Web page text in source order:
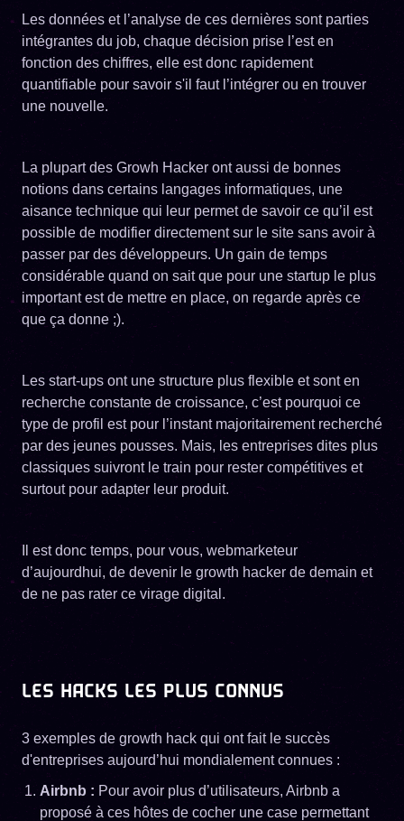
Les données et l’analyse de ces dernières sont parties
intégrantes du job, chaque décision prise l’est en
fonction des chiffres, elle est donc rapidement
quantifiable pour savoir s'il faut l’intégrer ou en trouver
une nouvelle.
La plupart des Growh Hacker ont aussi de bonnes
notions dans certains langages informatiques, une
aisance technique qui leur permet de savoir ce qu’il est
possible de modifier directement sur le site sans avoir à
passer par des développeurs. Un gain de temps
considérable quand on sait que pour une startup le plus
important est de mettre en place, on regarde après ce
que ça donne ;).
Les start-ups ont une structure plus flexible et sont en
recherche constante de croissance, c’est pourquoi ce
type de profil est pour l’instant majoritairement recherché
par des jeunes pousses. Mais, les entreprises dites plus
classiques suivront le train pour rester compétitives et
surtout pour adapter leur produit.
Il est donc temps, pour vous, webmarketeur
d’aujourdhui, de devenir le growth hacker de demain et
de ne pas rater ce virage digital.
LES HACKS LES PLUS CONNUS
3 exemples de growth hack qui ont fait le succès
d'entreprises aujourd’hui mondialement connues :
Airbnb : Pour avoir plus d’utilisateurs, Airbnb a
proposé à ces hôtes de cocher une case permettant